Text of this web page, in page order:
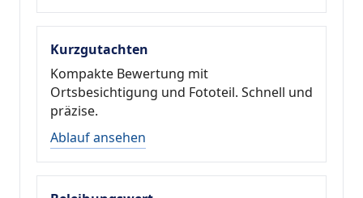
Kurzgutachten
Kompakte Bewertung mit
Ortsbesichtigung und Fototeil. Schnell und
präzise.
Ablauf ansehen